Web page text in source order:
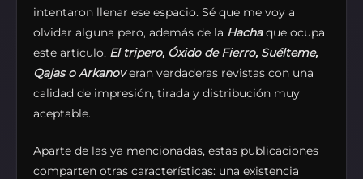
intentaron llenar ese espacio. Sé que me voy a
olvidar alguna pero, además de la Hachaque ocupa
este artículo, El tripero, Óxido de Fierro, Suélteme,
Qajas o Arkanoveran verdaderas revistas con una
calidad de impresión, tirada y distribución muy
aceptable.
Aparte de las ya mencionadas, estas publicaciones
comparten otras características: una existencia